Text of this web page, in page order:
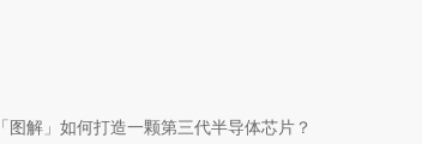
「图解」如何打造一颗第三代半导体芯片？